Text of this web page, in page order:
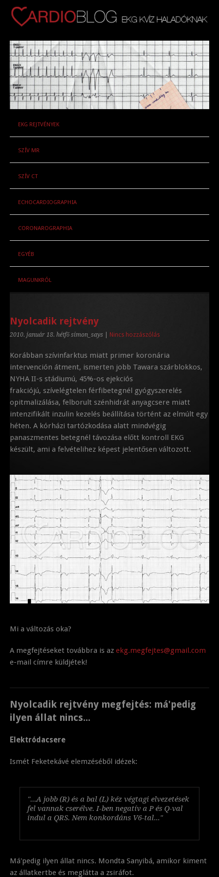
EKG REJTVÉNYEK
SZÍV MR
SZÍV CT
ECHOCARDIOGRAPHIA
CORONAROGRAPHIA
EGYÉB
MAGUNKRÓL
Nyolcadik rejtvény
2010. január 18. hétfő simon_says Nincs hozzászólás
Korábban szívinfarktus miatt primer koronária
intervención átment, ismerten jobb Tawara szárblokkos,
NYHA II-s stádiumú, 45%-os ejekciós
frakciójú, szívelégtelen férfibetegnél gyógyszerelés
opitmalizálása, felborult szénhidrát anyagcsere miatt
intenzifikált inzulin kezelés beállítása történt az elmúlt egy
héten. A kórházi tartózkodása alatt mindvégig
panaszmentes betegnél távozása előtt kontroll EKG
készült, ami a felvételihez képest jelentősen változott.
Mi a változás oka?
A megfejtéseket továbbra is az ekg.megfejtes@gmail.com
e-mail címre küldjétek!
Nyolcadik rejtvény megfejtés: má'pedig
ilyen állat nincs...
Elektródacsere
Ismét Feketekávé elemzéséből idézek:
"...A jobb (R) és a bal (L) kéz végtagi elvezetések
fel vannak cserélve. I-ben negatív a P és Q-val
indul a QRS. Nem konkordáns V6-tal..."
Má'pedig ilyen állat nincs. Mondta Sanyibá, amikor kiment
az állatkertbe és meglátta a zsiráfot.